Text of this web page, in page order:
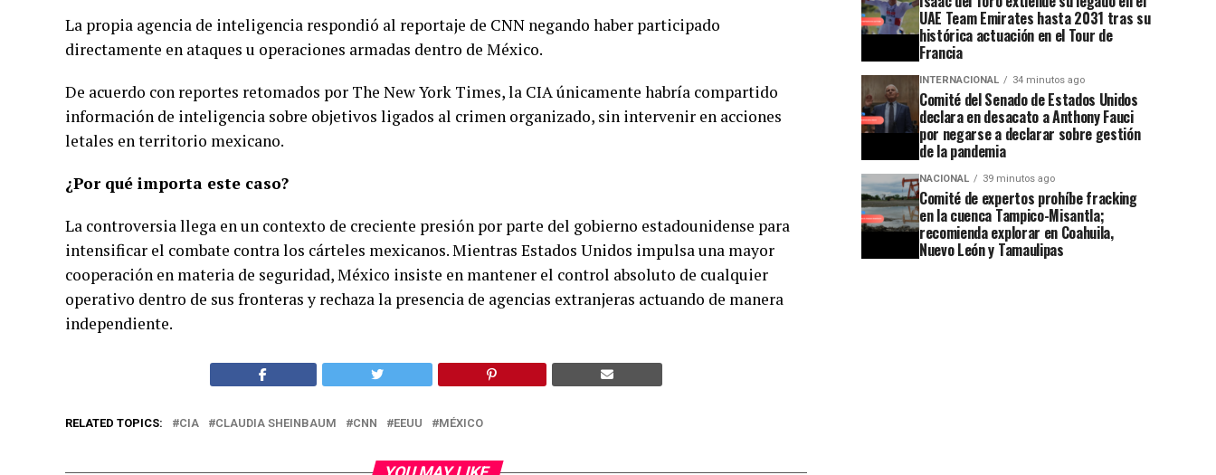
La propia agencia de inteligencia respondió al reportaje de CNN negando haber participado
directamente en ataques u operaciones armadas dentro de México.
De acuerdo con reportes retomados por The New York Times, la CIA únicamente habría compartido
información de inteligencia sobre objetivos ligados al crimen organizado, sin intervenir en acciones
letales en territorio mexicano.
¿Por qué importa este caso?
La controversia llega en un contexto de creciente presión por parte del gobierno estadounidense para
intensificar el combate contra los cárteles mexicanos. Mientras Estados Unidos impulsa una mayor
cooperación en materia de seguridad, México insiste en mantener el control absoluto de cualquier
operativo dentro de sus fronteras y rechaza la presencia de agencias extranjeras actuando de manera
independiente.
RELATED TOPICS: CIA CLAUDIA SHEINBAUM CNN EEUU MÉXICO
UAE Team Emirates hasta 2031 tras su
histórica actuación en el Tour de
Francia
INTERNACIONAL 34 minutos ago
Comité del Senado de Estados Unidos
declara en desacato a Anthony Fauci
por negarse a declarar sobre gestión
de la pandemia
NACIONAL 39 minutos ago
Comité de expertos prohíbe fracking
en la cuenca Tampico-Misantla;
recomienda explorar en Coahuila,
Nuevo León y Tamaulipas